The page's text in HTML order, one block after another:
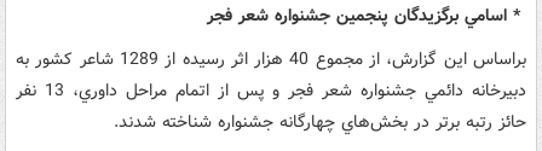
* اسامي برگزيدگان پنجمين جشنواره شعر فجر
براساس اين گزارش، از مجموع 40 هزار اثر رسيده از 1289 شاعر کشور به
دبيرخانه دائمي جشنواره شعر فجر و پس از اتمام مراحل داوري، 13 نفر
حائز رتبه برتر در بخش‌هاي چهارگانه جشنواره شناخته شدند.